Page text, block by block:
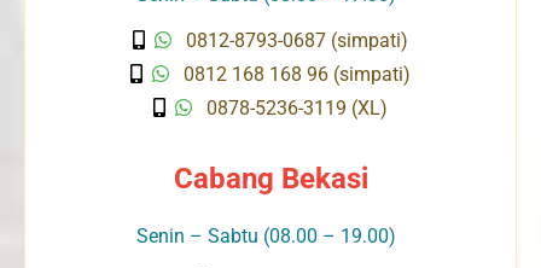
0812-8793-0687 (simpati)
0812 168 168 96 (simpati)
0878-5236-3119 (XL)
Cabang Bekasi
Senin – Sabtu (08.00 – 19.00)